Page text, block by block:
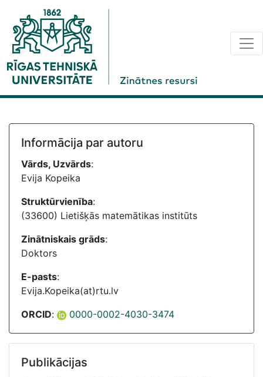
Informācija par autoru
Vārds, Uzvārds:
Evija Kopeika
Struktūrvienība:
(33600) Lietišķās matemātikas institūts
Zinātniskais grāds:
Doktors
E-pasts:
Evija.Kopeika(at)rtu.lv
ORCID: 0000-0002-4030-3474
Publikācijas